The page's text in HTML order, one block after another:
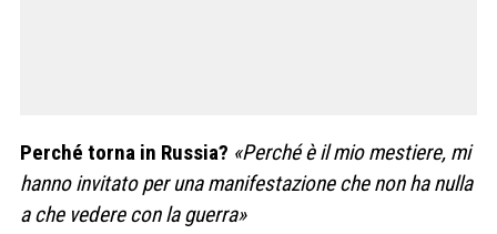
Perché torna in Russia? «Perché è il mio mestiere, mi
hanno invitato per una manifestazione che non ha nulla
a che vedere con la guerra»